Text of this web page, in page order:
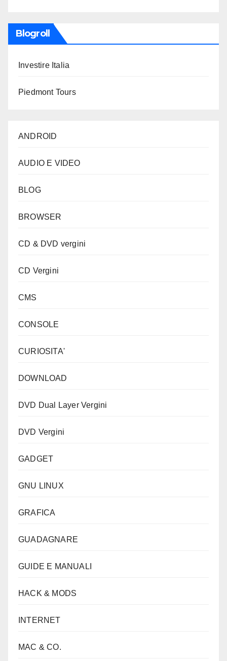
Blogroll
Investire Italia
Piedmont Tours
ANDROID
AUDIO E VIDEO
BLOG
BROWSER
CD & DVD vergini
CD Vergini
CMS
CONSOLE
CURIOSITA'
DOWNLOAD
DVD Dual Layer Vergini
DVD Vergini
GADGET
GNU LINUX
GRAFICA
GUADAGNARE
GUIDE E MANUALI
HACK & MODS
INTERNET
MAC & CO.